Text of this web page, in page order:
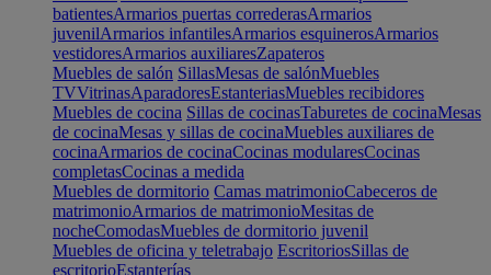
batientesArmarios puertas correderasArmarios
juvenilArmarios infantilesArmarios esquinerosArmarios
vestidoresArmarios auxiliaresZapateros
Muebles de salón SillasMesas de salónMuebles
TVVitrinasAparadoresEstanteriasMuebles recibidores
Muebles de cocina Sillas de cocinasTaburetes de cocinaMesas
de cocinaMesas y sillas de cocinaMuebles auxiliares de
cocinaArmarios de cocinaCocinas modularesCocinas
completasCocinas a medida
Muebles de dormitorio Camas matrimonioCabeceros de
matrimonioArmarios de matrimonioMesitas de
nocheComodasMuebles de dormitorio juvenil
Muebles de oficina y teletrabajo EscritoriosSillas de
escritorioEstanterías